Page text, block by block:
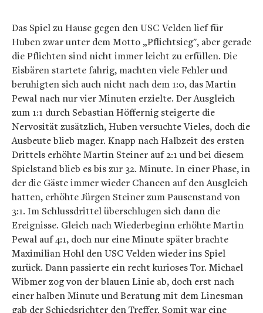
Das Spiel zu Hause gegen den USC Velden lief für
Huben zwar unter dem Motto „Pflichtsieg", aber gerade
die Pflichten sind nicht immer leicht zu erfüllen. Die
Eisbären startete fahrig, machten viele Fehler und
beruhigten sich auch nicht nach dem 1:0, das Martin
Pewal nach nur vier Minuten erzielte. Der Ausgleich
zum 1:1 durch Sebastian Höffernig steigerte die
Nervosität zusätzlich, Huben versuchte Vieles, doch die
Ausbeute blieb mager. Knapp nach Halbzeit des ersten
Drittels erhöhte Martin Steiner auf 2:1 und bei diesem
Spielstand blieb es bis zur 32. Minute. In einer Phase, in
der die Gäste immer wieder Chancen auf den Ausgleich
hatten, erhöhte Jürgen Steiner zum Pausenstand von
3:1. Im Schlussdrittel überschlugen sich dann die
Ereignisse. Gleich nach Wiederbeginn erhöhte Martin
Pewal auf 4:1, doch nur eine Minute später brachte
Maximilian Hohl den USC Velden wieder ins Spiel
zurück. Dann passierte ein recht kurioses Tor. Michael
Wibmer zog von der blauen Linie ab, doch erst nach
einer halben Minute und Beratung mit dem Linesman
gab der Schiedsrichter den Treffer. Somit war eine